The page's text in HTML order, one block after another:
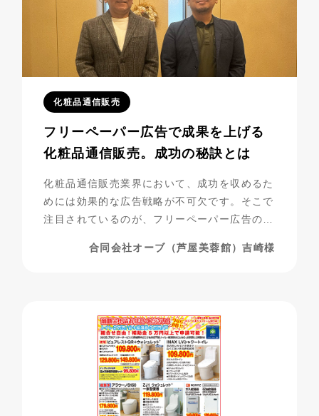
化粧品通信販売
フリーペーパー広告で成果を上げる
化粧品通信販売。成功の秘訣とは
化粧品通信販売業界において、成功を収めるた
めには効果的な広告戦略が不可欠です。そこで
注目されているのが、フリーペーパー広告の活
シニア層をターゲットにした化粧品通販を展開
合同会社オーブ（芦屋美蓉館）吉崎様